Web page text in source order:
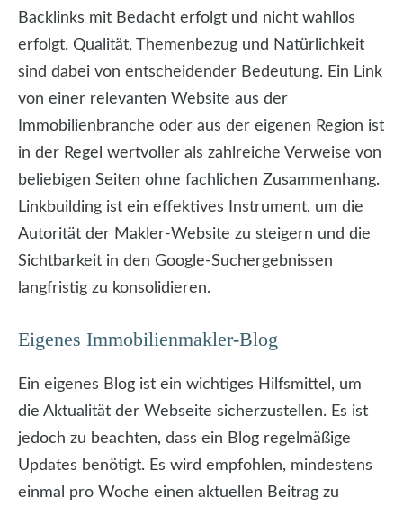
Backlinks mit Bedacht erfolgt und nicht wahllos
erfolgt. Qualität, Themenbezug und Natürlichkeit
sind dabei von entscheidender Bedeutung. Ein Link
von einer relevanten Website aus der
Immobilienbranche oder aus der eigenen Region ist
in der Regel wertvoller als zahlreiche Verweise von
beliebigen Seiten ohne fachlichen Zusammenhang.
Linkbuilding ist ein effektives Instrument, um die
Autorität der Makler-Website zu steigern und die
Sichtbarkeit in den Google-Suchergebnissen
langfristig zu konsolidieren.
Eigenes Immobilienmakler-Blog
Ein eigenes Blog ist ein wichtiges Hilfsmittel, um
die Aktualität der Webseite sicherzustellen. Es ist
jedoch zu beachten, dass ein Blog regelmäßige
Updates benötigt. Es wird empfohlen, mindestens
einmal pro Woche einen aktuellen Beitrag zu